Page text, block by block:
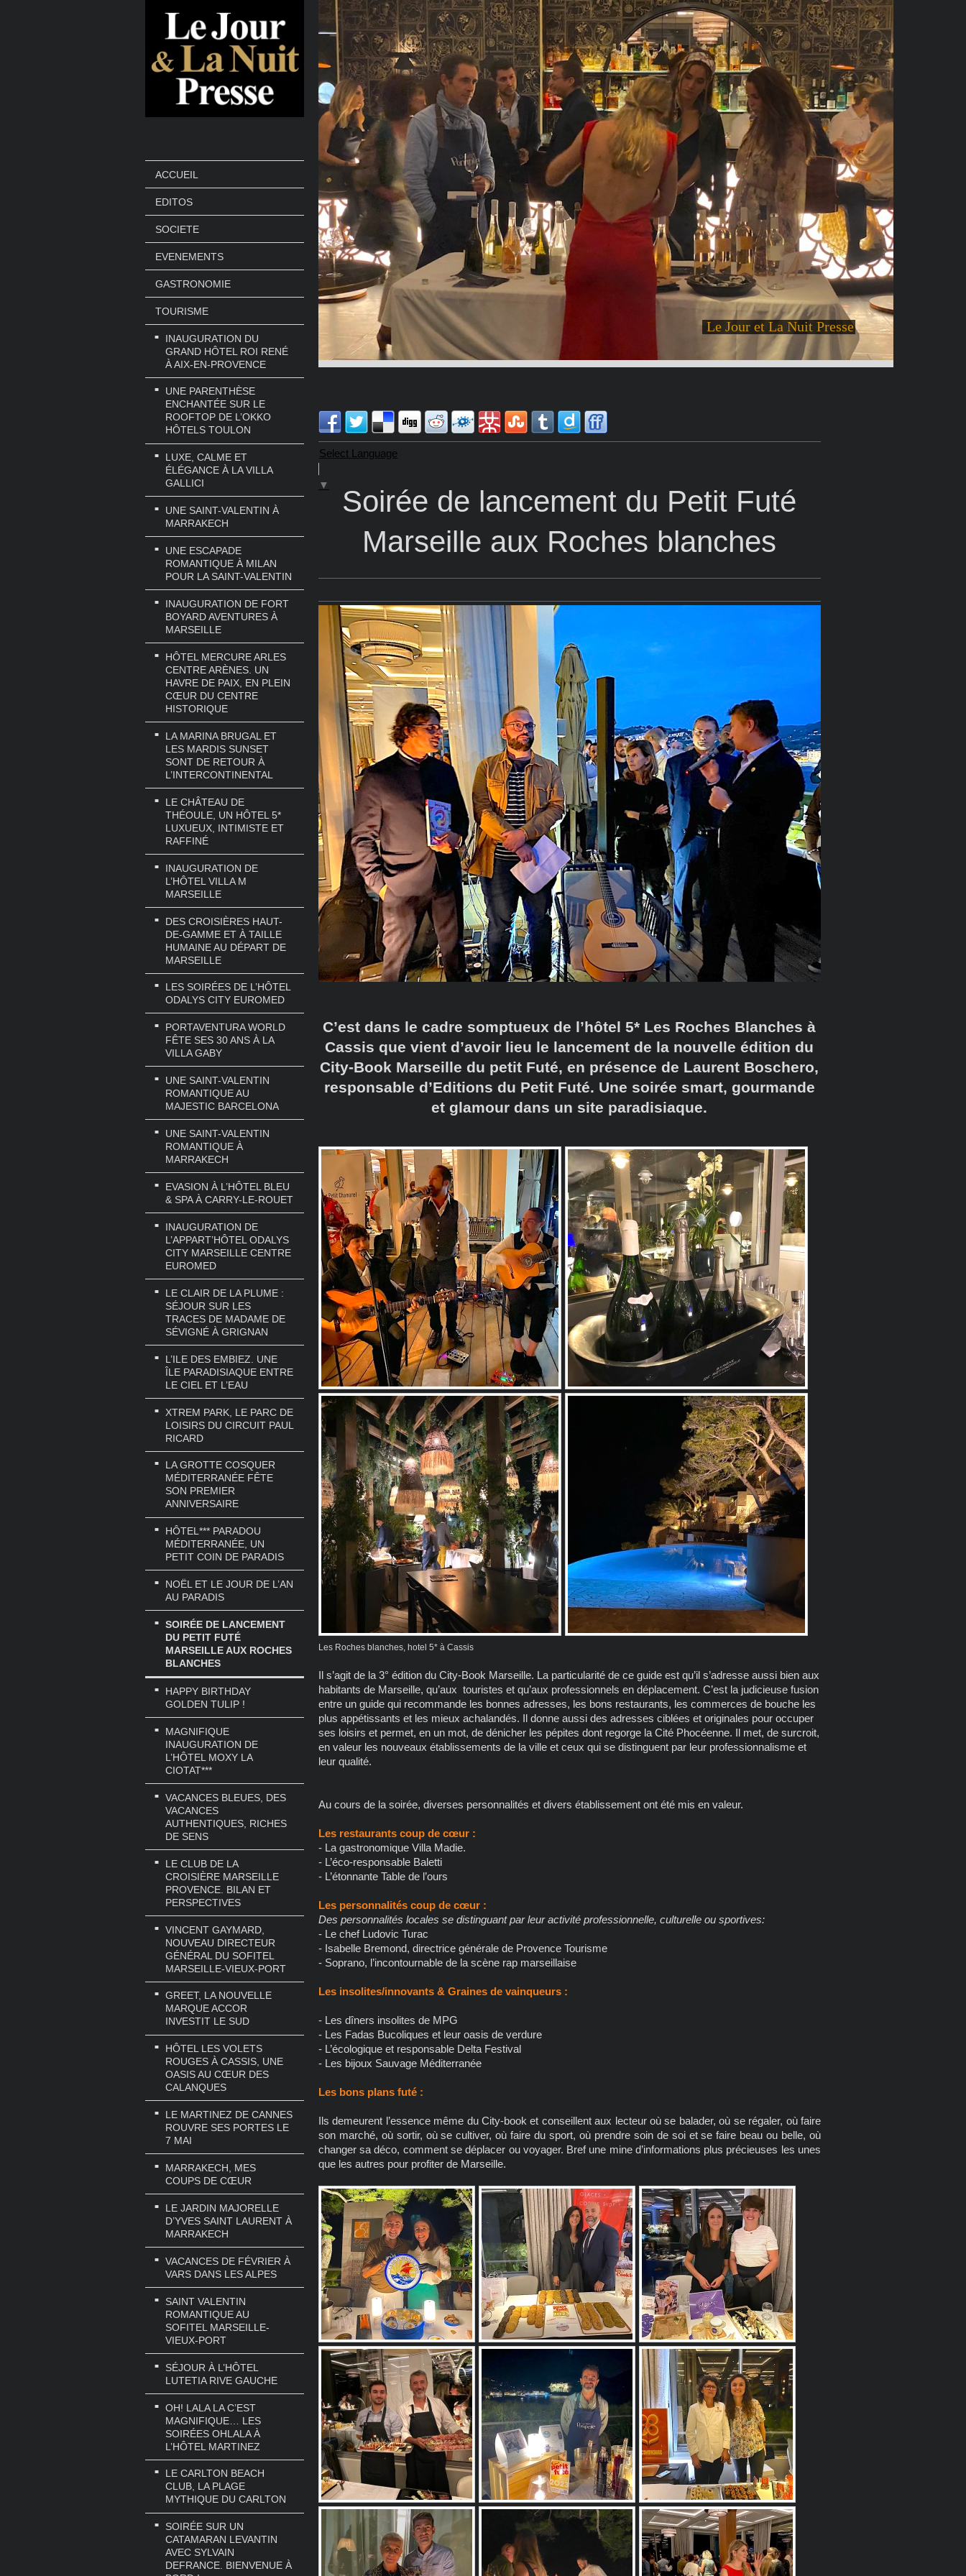
ACCUEIL
EDITOS
SOCIETE
EVENEMENTS
GASTRONOMIE
TOURISME
INAUGURATION DU
GRAND HÔTEL ROI RENÉ
À AIX-EN-PROVENCE
UNE PARENTHÈSE
ENCHANTÉE SUR LE
ROOFTOP DE L’OKKO
HÔTELS TOULON
LUXE, CALME ET
ÉLÉGANCE À LA VILLA
GALLICI
UNE SAINT-VALENTIN À
MARRAKECH
UNE ESCAPADE
ROMANTIQUE À MILAN
POUR LA SAINT-VALENTIN
INAUGURATION DE FORT
BOYARD AVENTURES À
MARSEILLE
HÔTEL MERCURE ARLES
CENTRE ARÈNES. UN
HAVRE DE PAIX, EN PLEIN
CŒUR DU CENTRE
HISTORIQUE
LA MARINA BRUGAL ET
LES MARDIS SUNSET
SONT DE RETOUR À
L’INTERCONTINENTAL
LE CHÂTEAU DE
THÉOULE, UN HÔTEL 5*
LUXUEUX, INTIMISTE ET
RAFFINÉ
INAUGURATION DE
L’HÔTEL VILLA M
MARSEILLE
DES CROISIÈRES HAUT-
DE-GAMME ET À TAILLE
HUMAINE AU DÉPART DE
MARSEILLE
LES SOIRÉES DE L’HÔTEL
ODALYS CITY EUROMED
PORTAVENTURA WORLD
FÊTE SES 30 ANS À LA
VILLA GABY
UNE SAINT-VALENTIN
ROMANTIQUE AU
MAJESTIC BARCELONA
UNE SAINT-VALENTIN
ROMANTIQUE À
MARRAKECH
EVASION À L’HÔTEL BLEU
& SPA À CARRY-LE-ROUET
INAUGURATION DE
L’APPART’HÔTEL ODALYS
CITY MARSEILLE CENTRE
EUROMED
LE CLAIR DE LA PLUME :
SÉJOUR SUR LES
TRACES DE MADAME DE
SÉVIGNÉ À GRIGNAN
L’ILE DES EMBIEZ. UNE
ÎLE PARADISIAQUE ENTRE
LE CIEL ET L’EAU
XTREM PARK, LE PARC DE
LOISIRS DU CIRCUIT PAUL
RICARD
LA GROTTE COSQUER
MÉDITERRANÉE FÊTE
SON PREMIER
ANNIVERSAIRE
HÔTEL*** PARADOU
MÉDITERRANÉE, UN
PETIT COIN DE PARADIS
NOËL ET LE JOUR DE L’AN
AU PARADIS
SOIRÉE DE LANCEMENT
DU PETIT FUTÉ
MARSEILLE AUX ROCHES
BLANCHES
HAPPY BIRTHDAY
GOLDEN TULIP !
MAGNIFIQUE
INAUGURATION DE
L’HÔTEL MOXY LA
CIOTAT***
VACANCES BLEUES, DES
VACANCES
AUTHENTIQUES, RICHES
DE SENS
LE CLUB DE LA
CROISIÈRE MARSEILLE
PROVENCE. BILAN ET
PERSPECTIVES
VINCENT GAYMARD,
NOUVEAU DIRECTEUR
GÉNÉRAL DU SOFITEL
MARSEILLE-VIEUX-PORT
GREET, LA NOUVELLE
MARQUE ACCOR
INVESTIT LE SUD
HÔTEL LES VOLETS
ROUGES À CASSIS, UNE
OASIS AU CŒUR DES
CALANQUES
LE MARTINEZ DE CANNES
ROUVRE SES PORTES LE
7 MAI
MARRAKECH, MES
COUPS DE CŒUR
LE JARDIN MAJORELLE
D’YVES SAINT LAURENT À
MARRAKECH
VACANCES DE FÉVRIER À
VARS DANS LES ALPES
SAINT VALENTIN
ROMANTIQUE AU
SOFITEL MARSEILLE-
VIEUX-PORT
SÉJOUR À L’HÔTEL
LUTETIA RIVE GAUCHE
OH! LALA LA C’EST
MAGNIFIQUE… LES
SOIRÉES OHLALA À
L’HÔTEL MARTINEZ
LE CARLTON BEACH
CLUB, LA PLAGE
MYTHIQUE DU CARLTON
SOIRÉE SUR UN
CATAMARAN LEVANTIN
AVEC SYLVAIN
DEFRANCE. BIENVENUE À
Le Jour et La Nuit Presse
Select Language
▼
Soirée de lancement du Petit Futé
Marseille aux Roches blanches
C’est dans le cadre somptueux de l’hôtel 5* Les Roches Blanches à
Cassis que vient d’avoir lieu le lancement de la nouvelle édition du
City-Book Marseille du petit Futé, en présence de Laurent Boschero,
responsable d’Editions du Petit Futé. Une soirée smart, gourmande
et glamour dans un site paradisiaque.
Les Roches blanches, hotel 5* à Cassis
Il s’agit de la 3° édition du City-Book Marseille. La particularité de ce guide est qu’il s’adresse aussi bien aux
habitants de Marseille, qu’aux touristes et qu’aux professionnels en déplacement. C’est la judicieuse fusion
entre un guide qui recommande les bonnes adresses, les bons restaurants, les commerces de bouche les
plus appétissants et les mieux achalandés. Il donne aussi des adresses ciblées et originales pour occuper
ses loisirs et permet, en un mot, de dénicher les pépites dont regorge la Cité Phocéenne. Il met, de surcroit,
en valeur les nouveaux établissements de la ville et ceux qui se distinguent par leur professionnalisme et
leur qualité.
Au cours de la soirée, diverses personnalités et divers établissement ont été mis en valeur.
Les restaurants coup de cœur :
- La gastronomique Villa Madie.
- L’éco-responsable Baletti
- L’étonnante Table de l’ours
Les personnalités coup de cœur :
Des personnalités locales se distinguant par leur activité professionnelle, culturelle ou sportives:
- Le chef Ludovic Turac
- Isabelle Bremond, directrice générale de Provence Tourisme
- Soprano, l’incontournable de la scène rap marseillaise
Les insolites/innovants & Graines de vainqueurs :
- Les dîners insolites de MPG
- Les Fadas Bucoliques et leur oasis de verdure
- L’écologique et responsable Delta Festival
- Les bijoux Sauvage Méditerranée
Les bons plans futé :
Ils demeurent l’essence même du City-book et conseillent aux lecteur où se balader, où se régaler, où faire
son marché, où sortir, où se cultiver, où faire du sport, où prendre soin de soi et se faire beau ou belle, où
changer sa déco, comment se déplacer ou voyager. Bref une mine d’informations plus précieuses les unes
que les autres pour profiter de Marseille.